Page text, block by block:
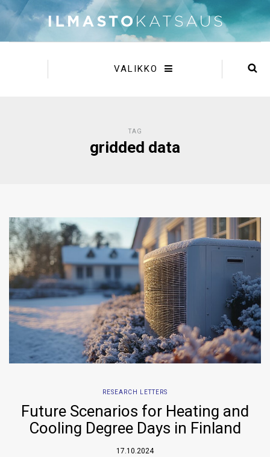
VALIKKO
TAG
gridded data
RESEARCH LETTERS
Future Scenarios for Heating and
Cooling Degree Days in Finland
17.10.2024